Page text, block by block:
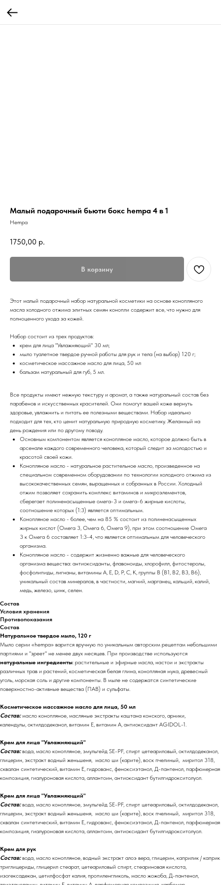
Малый подарочный бьюти бокс hempa 4 в 1
Hempa
1750,00 р.
В корзину
Этот малый подарочный набор натуральной косметики на основе конопляного
масла холодного отжима элитных семян конопли содержит все, что нужно для
полноценного ухода за кожей.
Набор состоит из трех продуктов:
крем для лица "Увлажняющий" 30 мл;
мыло туалетное твердое ручной работы для рук и тела (на выбор) 120 г;
косметическое массажное масло для лица, 50 мл
бальзам натуральный для губ, 5 мл.
Все продукты имеют нежную текстуру и аромат, а также натуральный состав без
парабенов и искусственных красителей. Они помогут вашей коже вернуть
здоровье, увлажнить и питать ее полезными веществами. Набор идеально
подходит для тех, кто ценит натуральную природную косметику. Желанный на
день рождения или по другому поводу.
Основным компонентом является конопляное масло, которое должно быть в
арсенале каждого современного человека, который следит за молодостью и
красотой своей кожи.
Конопляное масло - натуральное растительное масло, произведенное на
специальном современном оборудовании по технологии холодного отжима из
высококачественных семян, выращенных и собранных в России. Холодный
отжим позволяет сохранить комплекс витаминов и микроэлементов,
сберегает полиненасыщенные омега-3 и омега-6 жирные кислоты,
соотношение которых (1:3) является оптимальным.
Конопляное масло - более, чем на 85 % состоит из полиненасыщенных
жирных кислот (Омега 3, Омега 6, Омега 9), при этом соотношение Омега
3 к Омега 6 составляет 1:3-4, что является оптимальным для человеческого
организма.
Конопляное масло - содержит жизненно важные для человеческого
организма вещества: антиоксиданты, флавоноиды, хлорофилл, фитостеролы,
фосфолипиды, лигнаны, витамины А, E, D, P, С, К, группы В (B1, B2, B3, B6),
уникальный состав минералов, в частности, магний, марганец, кальций, калий,
медь, железо, цинк, селен.
Состав
Условия хранения
Противопоказания
Состав
Натуральное твердое мыло, 120 г
Мыло серии «hempa» варится вручную по уникальным авторским рецептам небольшими
партиями и "зреет" не менее двух месяцев. При производстве используются
натуральные ингредиенты: растительные и эфирные масла, настои и экстракты
различных трав и растений, косметическая белая глина, конопляная мука, древесный
уголь, морская соль и другие компоненты. В мыле не содержатся синтетические
поверхностно-активные вещества (ПАВ) и сульфаты.
Косметическое массажное масло для лица, 50 мл
Состав:масло конопляное, масляные экстракты каштана конского, арники,
календулы, октилдодеканол, витамин Е, витамин А, антиоксидант AGIDOL-1.
Крем для лица "Увлажняющий"
Состав:вода, масло конопляное, эмульгейд SE-PF, спирт цетеариловый, октилдодеканол,
глицерин, экстракт водный женьшеня, масло ши (карите), воск пчелиный, миритол 318,
сквалан синтетический, витамин Е, гидрованс, феноксиэтанол, Д-пантенол, парфюмерная
композиция, гиалуроновая кислота, аллантоин, антиоксидант бутилгидрокситолуол.
Крем для лица "Увлажняющий"
Состав:вода, масло конопляное, эмульгейд SE-PF, спирт цетеариловый, октилдодеканол,
глицерин, экстракт водный женьшеня, масло ши (карите), воск пчелиный, миритол 318,
сквалан синтетический, витамин Е, гидрованс, феноксиэтанол, Д-пантенол, парфюмерная
композиция, гиалуроновая кислота, аллантоин, антиоксидант бутилгидрокситолуол.
Крем для рук
Состав:вода, масло конопляное, водный экстракт алоэ вера, глицерин, каприлик / каприк
триглицериды, глицерил стеарат, цетеариловый спирт, стеариновая кислота,
изогексадекан, цетилфосфат калия, пропиленгликоль, масло жожоба, Д-пантенол,